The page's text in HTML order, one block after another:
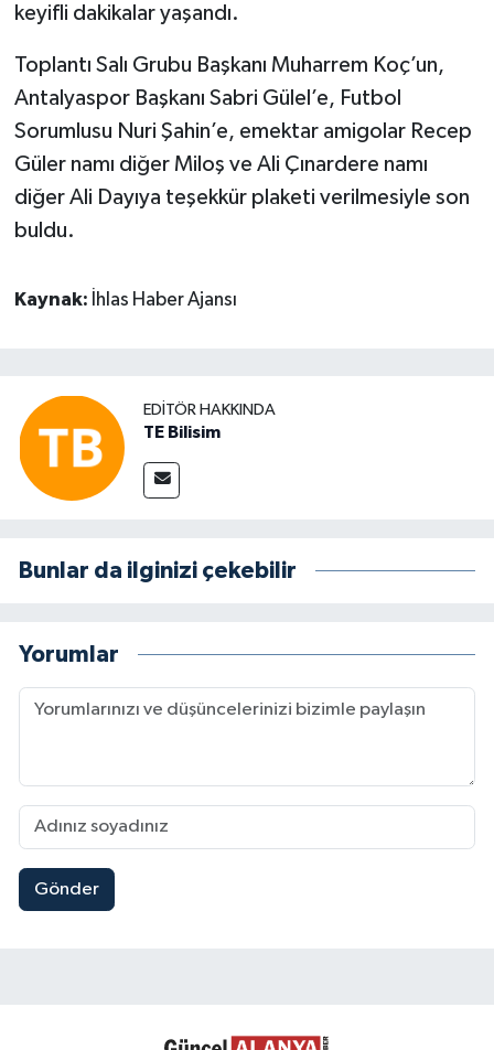
keyifli dakikalar yaşandı.
Toplantı Salı Grubu Başkanı Muharrem Koç’un,
Antalyaspor Başkanı Sabri Gülel’e, Futbol
Sorumlusu Nuri Şahin’e, emektar amigolar Recep
Güler namı diğer Miloş ve Ali Çınardere namı
diğer Ali Dayıya teşekkür plaketi verilmesiyle son
buldu.
Kaynak: İhlas Haber Ajansı
EDITÖR HAKKINDA
TE Bilisim
Bunlar da ilginizi çekebilir
Yorumlar
Gönder